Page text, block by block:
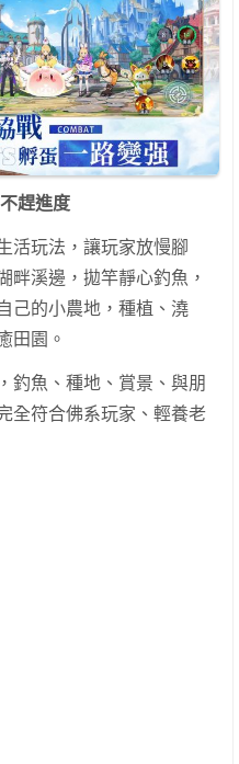
趕進度
活玩法，讓玩家放慢腳
畔溪邊，拋竿靜心釣魚，
己的小農地，種植、澆
田園。
釣魚、種地、賞景、與朋
全符合佛系玩家、輕養老